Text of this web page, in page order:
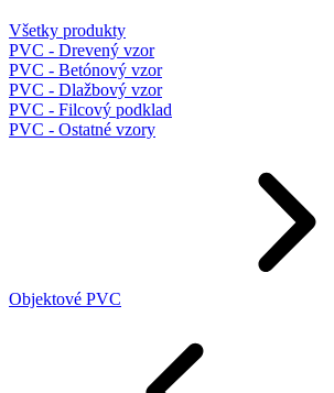
Všetky produkty
PVC - Drevený vzor
PVC - Betónový vzor
PVC - Dlažbový vzor
PVC - Filcový podklad
PVC - Ostatné vzory
Objektové PVC